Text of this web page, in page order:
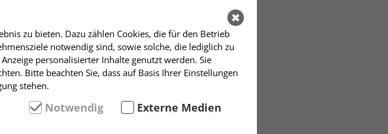
verkauft werden
erleben einige längst vergessen geglaubte
zu bieten. Dazu zählen Cookies, die für den Betrieb
notwendig sind, sowie solche, die lediglich zu
personalisierter Inhalte genutzt werden. Sie
Bitte beachten Sie, dass auf Basis Ihrer Einstellungen
stehen.
Notwendig Externe Medien